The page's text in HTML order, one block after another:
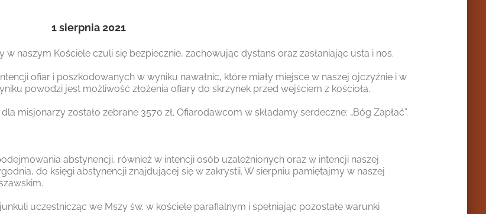
1 sierpnia 2021
naszym Kościele czuli się bezpiecznie, zachowując dystans oraz zasłaniając usta i nos.
ofiar i poszkodowanych w wyniku nawałnic, które miały miejsce w naszej ojczyźnie i w
powodzi jest możliwość złożenia ofiary do skrzynek przed wejściem z kościoła.
misjonarzy zostało zebrane 3570 zł. Ofiarodawcom w składamy serdeczne: „Bóg Zapłać”.
abstynencji, również w intencji osób uzależnionych oraz w intencji naszej
do księgi abstynencji znajdującej się w zakrystii. W sierpniu pamiętajmy w naszej
uczestnicząc we Mszy św. w kościele parafialnym i spełniając pozostałe warunki